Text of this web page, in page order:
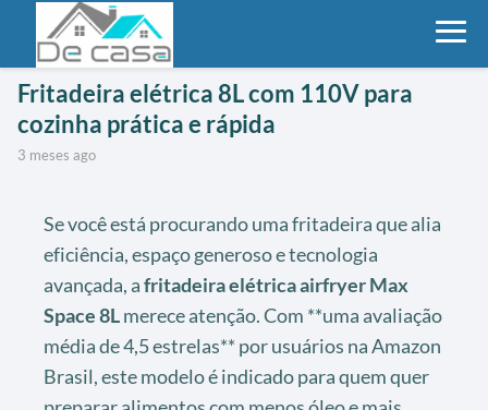
Fritadeira elétrica 8L com 110V para
cozinha prática e rápida
3 meses ago
Se você está procurando uma fritadeira que alia
eficiência, espaço generoso e tecnologia
avançada, afritadeira elétrica airfryer Max
Space 8Lmerece atenção. Com **uma avaliação
média de 4,5 estrelas** por usuários na Amazon
Brasil, este modelo é indicado para quem quer